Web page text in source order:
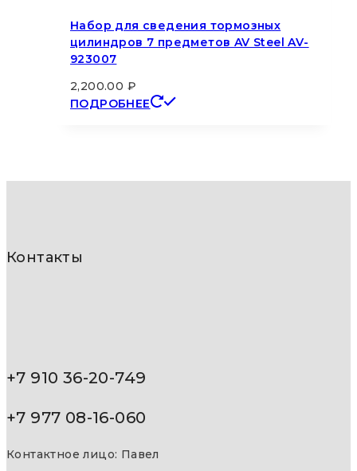
Набор для сведения тормозных
цилиндров 7 предметов AV Steel AV-
923007
2,200.00 ₽
ПОДРОБНЕЕ
Контакты
+7 910 36-20-749
+7 977 08-16-060
Контактное лицо: Павел